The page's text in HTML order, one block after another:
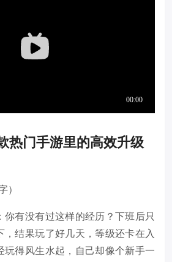
热门手游里的高效升级
）
你有没有过这样的经历？下班后只
，结果玩了好几天，等级还卡在入
玩得风生水起，自己却像个新手一